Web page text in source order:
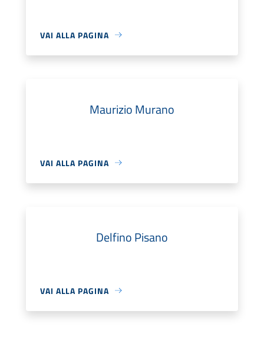
VAI ALLA PAGINA
Maurizio Murano
VAI ALLA PAGINA
Delfino Pisano
VAI ALLA PAGINA